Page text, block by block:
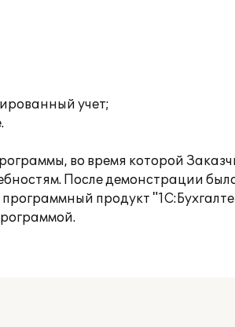
учет;
во время которой
После демонстрации
продукт